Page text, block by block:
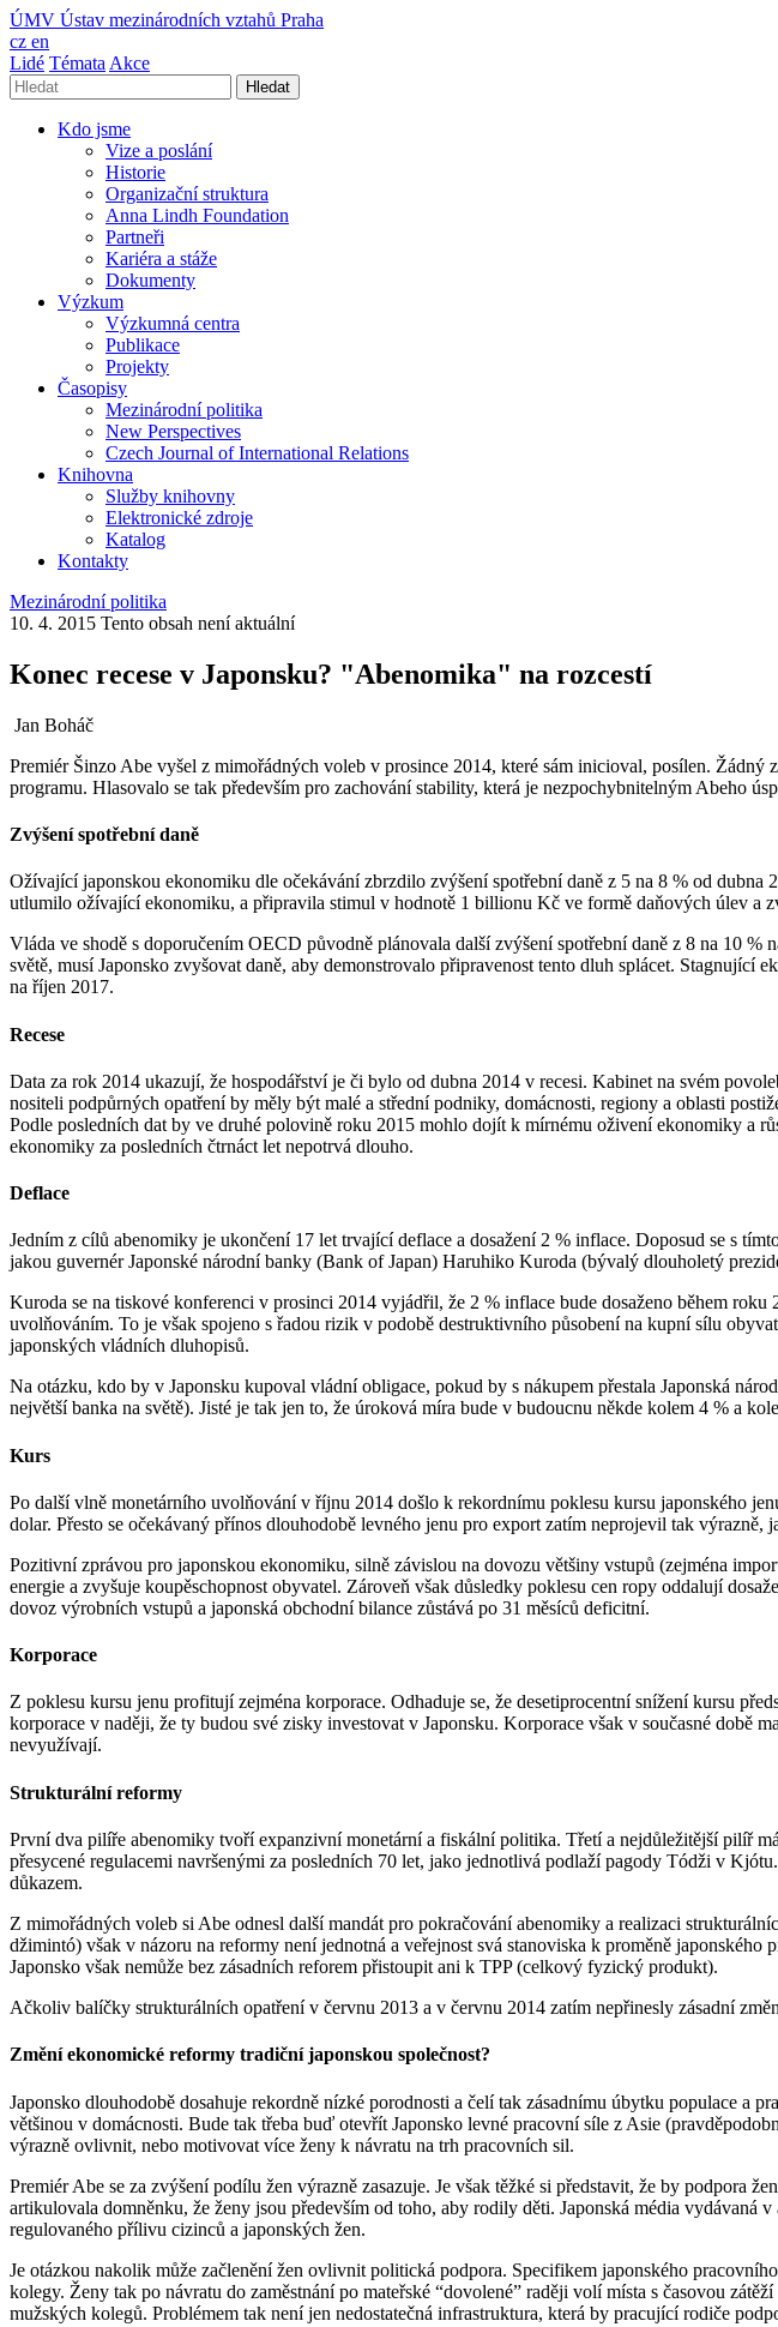
ÚMV Ústav mezinárodních vztahů Praha
cz en
Lidé Témata Akce
Hledat
Kdo jsme
Vize a poslání
Historie
Organizační struktura
Anna Lindh Foundation
Partneři
Kariéra a stáže
Dokumenty
Výzkum
Výzkumná centra
Publikace
Projekty
Časopisy
Mezinárodní politika
New Perspectives
Czech Journal of International Relations
Knihovna
Služby knihovny
Elektronické zdroje
Katalog
Kontakty
Mezinárodní politika
10. 4. 2015 Tento obsah není aktuální
Konec recese v Japonsku? "Abenomika" na rozcestí
Jan Boháč
Premiér Šinzo Abe vyšel z mimořádných voleb v prosince 2014, které sám inicioval, posílen.
programu. Hlasovalo se tak především pro zachování stability, která je nezpochybnitelným Abeho
Zvýšení spotřební daně
Ožívající japonskou ekonomiku dle očekávání zbrzdilo zvýšení spotřební daně z 5 na 8 % od
utlumilo ožívající ekonomiku, a připravila stimul v hodnotě 1 billionu Kč ve formě daňových úlev a
Vláda ve shodě s doporučením OECD původně plánovala další zvýšení spotřební daně z 8 na 10
světě, musí Japonsko zvyšovat daně, aby demonstrovalo připravenost tento dluh splácet.
na říjen 2017.
Recese
Data za rok 2014 ukazují, že hospodářství je či bylo od dubna 2014 v recesi. Kabinet na svém
nositeli podpůrných opatření by měly být malé a střední podniky, domácnosti, regiony a oblasti
Podle posledních dat by ve druhé polovině roku 2015 mohlo dojít k mírnému oživení ekonomiky a
ekonomiky za posledních čtrnáct let nepotrvá dlouho.
Deflace
Jedním z cílů abenomiky je ukončení 17 let trvající deflace a dosažení 2 % inflace. Doposud se s
jakou guvernér Japonské národní banky (Bank of Japan) Haruhiko Kuroda (bývalý dlouholetý
Kuroda se na tiskové konferenci v prosinci 2014 vyjádřil, že 2 % inflace bude dosaženo během
uvolňováním. To je však spojeno s řadou rizik v podobě destruktivního působení na kupní sílu
japonských vládních dluhopisů.
Na otázku, kdo by v Japonsku kupoval vládní obligace, pokud by s nákupem přestala Japonská
největší banka na světě). Jisté je tak jen to, že úroková míra bude v budoucnu někde kolem 4 % a
Kurs
Po další vlně monetárního uvolňování v říjnu 2014 došlo k rekordnímu poklesu kursu japonského
dolar. Přesto se očekávaný přínos dlouhodobě levného jenu pro export zatím neprojevil tak výrazně,
Pozitivní zprávou pro japonskou ekonomiku, silně závislou na dovozu většiny vstupů (zejména
energie a zvyšuje koupěschopnost obyvatel. Zároveň však důsledky poklesu cen ropy oddalují
dovoz výrobních vstupů a japonská obchodní bilance zůstává po 31 měsíců deficitní.
Korporace
Z poklesu kursu jenu profitují zejména korporace. Odhaduje se, že desetiprocentní snížení kursu
korporace v naději, že ty budou své zisky investovat v Japonsku. Korporace však v současné
nevyužívají.
Strukturální reformy
První dva pilíře abenomiky tvoří expanzivní monetární a fiskální politika. Třetí a nejdůležitější pilíř
přesycené regulacemi navršenými za posledních 70 let, jako jednotlivá podlaží pagody Tódži v
důkazem.
Z mimořádných voleb si Abe odnesl další mandát pro pokračování abenomiky a realizaci
džimintó) však v názoru na reformy není jednotná a veřejnost svá stanoviska k proměně
Japonsko však nemůže bez zásadních reforem přistoupit ani k TPP (celkový fyzický produkt).
Ačkoliv balíčky strukturálních opatření v červnu 2013 a v červnu 2014 zatím nepřinesly zásadní
Změní ekonomické reformy tradiční japonskou společnost?
Japonsko dlouhodobě dosahuje rekordně nízké porodnosti a čelí tak zásadnímu úbytku populace
většinou v domácnosti. Bude tak třeba buď otevřít Japonsko levné pracovní síle z Asie
výrazně ovlivnit, nebo motivovat více ženy k návratu na trh pracovních sil.
Premiér Abe se za zvýšení podílu žen výrazně zasazuje. Je však těžké si představit, že by podpora
artikulovala domněnku, že ženy jsou především od toho, aby rodily děti. Japonská média vydávaná
regulovaného přílivu cizinců a japonských žen.
Je otázkou nakolik může začlenění žen ovlivnit politická podpora. Specifikem japonského
kolegy. Ženy tak po návratu do zaměstnání po mateřské “dovolené” raději volí místa s časovou
mužských kolegů. Problémem tak není jen nedostatečná infrastruktura, která by pracující rodiče